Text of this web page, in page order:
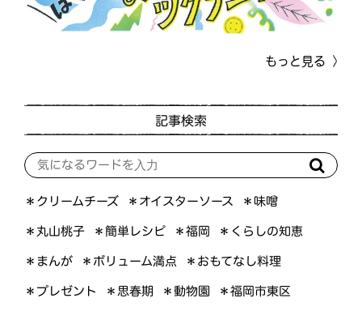
もっと見る
記事検索
＊クリームチーズ ＊オイスターソース ＊味噌
＊丸山桃子 ＊簡単レシピ ＊福岡 ＊くらしの知恵
＊まんが ＊ボリューム満点 ＊おもてなし料理
＊プレゼント ＊思春期 ＊動物園 ＊福岡市東区